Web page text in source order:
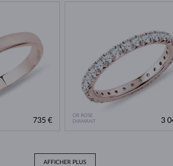
735 €
OR ROSE
DIAMANT
3
AFFICHER PLUS